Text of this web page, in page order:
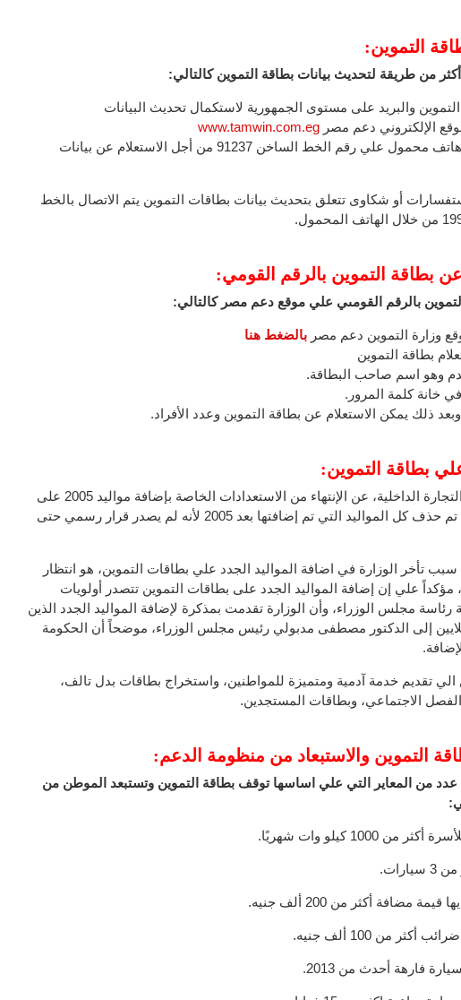
التموين:
من طريقة لتحديث بيانات بطاقة التموين كالتالي:
www.tamwin.com.eg
– أو الاتصال من أي هاتف محمول علي رقم الخط الساخن 91237 من أجل الاستعلام عن بيانات
أو شكاوى تتعلق بتحديث بيانات بطاقات التموين يتم الاتصال بالخط
بطاقة التموين بالرقم القومي:
بالرقم القومىي علي موقع دعم مصر كالتالي:
بالضغط هنا
بطاقة التموين:
وأعلن وزير التموين والتجارة الداخلية، عن الإنتهاء من الاستعدادات الخاصة بإضافة مواليد 2005 على
بطاقات التموين، وأنه تم حذف كل المواليد التي تم إضافتها بعد 2005 لأنه لم يصدر قرار رسمي حتى
سبب تأخر الوزارة في اضافة المواليد الجدد علي بطاقات التموين، هو انتظار
مؤكداً علي إن إضافة المواليد الجدد على بطاقات التموين تتصدر أولويات
رئاسة مجلس الوزراء، وأن الوزارة تقدمت بمذكرة لإضافة المواليد الجدد الذين
عددهم بنحو 7 ملايين إلى الدكتور مصطفى مدبولي رئيس مجلس الوزراء، موضحاً أن الحكومة
الي تقديم خدمة آدمية ومتميزة للمواطنين، واستخراج بطاقات بدل تالف،
الاجتماعي، وبطاقات المستجدين.
التموين والاستبعاد من منظومة الدعم:
من المعاير التي علي اساسها توقف بطاقة التموين وتستبعد الموطن من